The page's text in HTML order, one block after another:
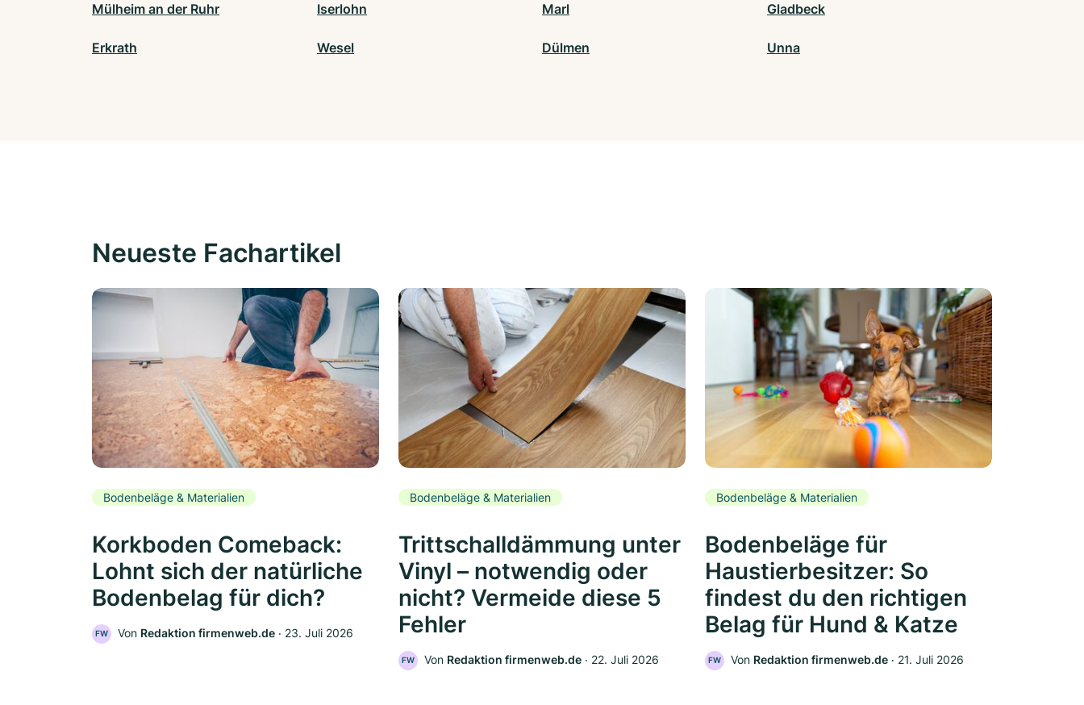
Mülheim an der Ruhr Iserlohn Marl Gladbeck
Erkrath Wesel Dülmen Unna
Neueste Fachartikel
Bodenbeläge & Materialien
Korkboden Comeback:
Lohnt sich der natürliche
Bodenbelag für dich?
FW Von Redaktion firmenweb.de ‧ 23. Juli 2026
Bodenbeläge & Materialien
Trittschalldämmung unter
Vinyl – notwendig oder
nicht? Vermeide diese 5
Fehler
FW Von Redaktion firmenweb.de ‧ 22. Juli 2026
Bodenbeläge & Materialien
Bodenbeläge für
Haustierbesitzer: So
findest du den richtigen
Belag für Hund & Katze
FW Von Redaktion firmenweb.de ‧ 21. Juli 2026